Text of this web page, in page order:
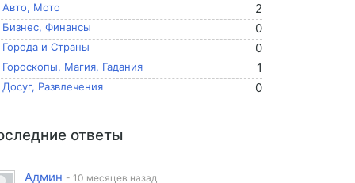
Авто, Мото 2
Бизнес, Финансы 0
Города и Страны 0
Гороскопы, Магия, Гадания 1
Досуг, Развлечения 0
ответы
Админ - 10 месяцев назад